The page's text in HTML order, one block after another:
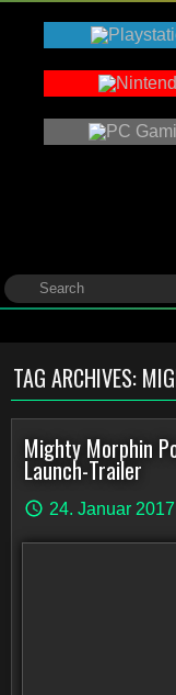
TAG ARCHIVES:
Mighty Morphin
Launch-Trailer
24. Januar 2017